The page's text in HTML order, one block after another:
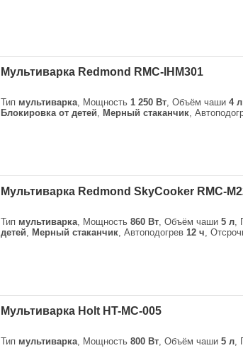
Мультиварка Redmond RMC-IHM301
Тип мультиварка, Мощность 1 250 Вт, Объём чаши 4 л
Блокировка от детей, Мерный стаканчик,
Мультиварка Redmond SkyCooker RMC-
Тип мультиварка, Мощность 860 Вт, Объём чаши 5 л,
детей, Мерный стаканчик, Автоподогрев 12 ч,
Мультиварка Holt HT-MC-005
Тип мультиварка, Мощность 800 Вт, Объём чаши 5 л,